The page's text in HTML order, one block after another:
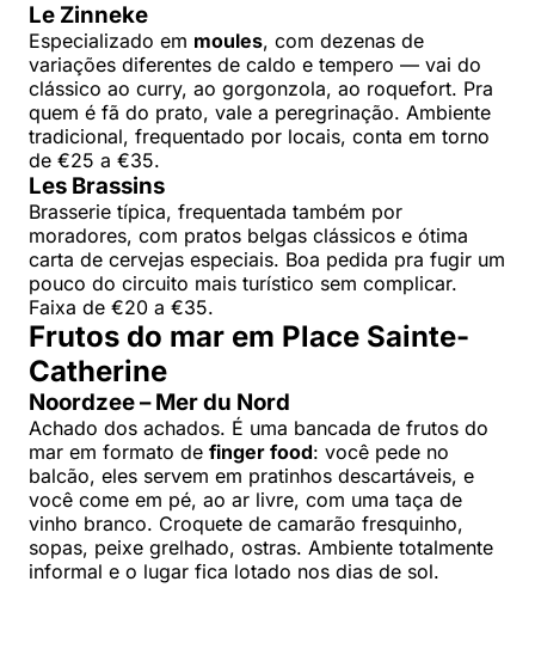
Le Zinneke
Especializado em moules, com dezenas de
variações diferentes de caldo e tempero — vai do
clássico ao curry, ao gorgonzola, ao roquefort. Pra
quem é fã do prato, vale a peregrinação. Ambiente
tradicional, frequentado por locais, conta em torno
de €25 a €35.
Les Brassins
Brasserie típica, frequentada também por
moradores, com pratos belgas clássicos e ótima
carta de cervejas especiais. Boa pedida pra fugir um
pouco do circuito mais turístico sem complicar.
Faixa de €20 a €35.
Frutos do mar em Place Sainte-
Catherine
Noordzee – Mer du Nord
Achado dos achados. É uma bancada de frutos do
mar em formato de finger food: você pede no
balcão, eles servem em pratinhos descartáveis, e
você come em pé, ao ar livre, com uma taça de
vinho branco. Croquete de camarão fresquinho,
sopas, peixe grelhado, ostras. Ambiente totalmente
informal e o lugar fica lotado nos dias de sol.